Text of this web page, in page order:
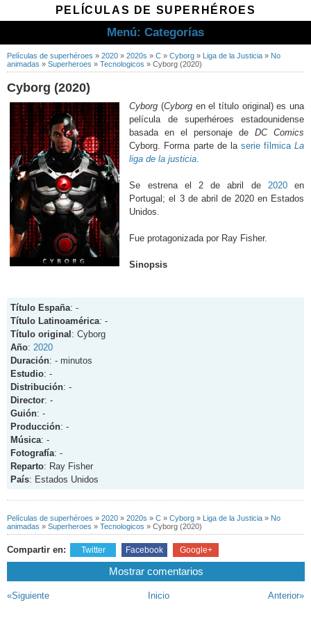
PELÍCULAS DE SUPERHÉROES
Menú: Categorías
Películas de superhéroes » 2020 » 2020s » C » Cyborg » Liga de la Justicia » No
animadas » Superheroes » Tecnologicos » Cyborg (2020)
Cyborg (2020)
Cyborg (Cyborg en el título original) es una
película de superhéroes estadounidense
basada en el personaje deDC Comics
Cyborg. Forma parte de la serie fílmicaLa
liga de la justicia.
Se estrena el 2 de abril de 2020en
Portugal; el 3 de abril de 2020 en Estados
Unidos.
Fue protagonizada por Ray Fisher.
Sinopsis
Título España: -
Título Latinoamérica: -
Título original : Cyborg
Año: 2020
Duración: - minutos
Estudio: -
Distribución: -
Director: -
Guión: -
Producción: -
Música: -
Fotografía: -
Reparto: Ray Fisher
País: Estados Unidos
Películas de superhéroes » 2020 » 2020s » C » Cyborg » Liga de la Justicia » No
animadas » Superheroes » Tecnologicos » Cyborg (2020)
Compartir en: Twitter Facebook Google+
Mostrar comentarios
«Siguiente Anterior»
Inicio